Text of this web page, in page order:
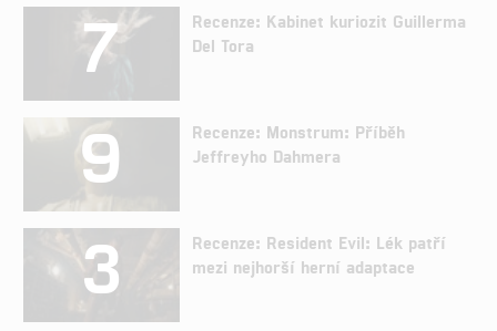
7
Recenze: Kabinet kuriozit Guillerma
Del Tora
9
Recenze: Monstrum: Příběh
Jeffreyho Dahmera
3
Recenze: Resident Evil: Lék patří
mezi nejhorší herní adaptace